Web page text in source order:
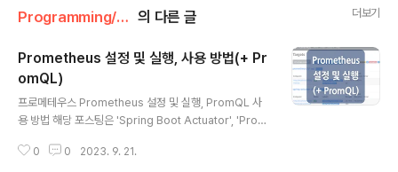
Programming/Monitoring 의 다른 글 더보기
Prometheus 설정 및 실행, 사용 방법(+ Pr
omQL)
프로메테우스 Prometheus 설정 및 실행, PromQL 사
용 방법 해당 포스팅은 'Spring Boot Actuator', 'Prom
metheus.yml 파일을 통한 프로메테우스 설정 및 실행,
0 0 2023. 9. 21.